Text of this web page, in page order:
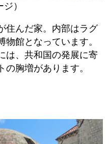
ジ）
住んだ家。内部はラグ
館となっています。
は、共和国の発展に寄
胸増があります。